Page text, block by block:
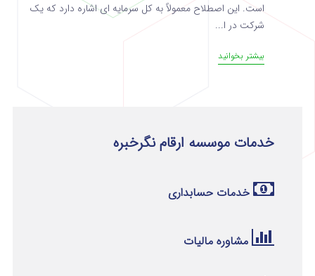
است. این اصطلاح معمولاً به کل سرمایه‌ ای اشاره دارد که یک
شرکت در ا...
بیشتر بخوانید
خدمات موسسه ارقام نگرخبره
خدمات حسابداری
مشاوره مالیات